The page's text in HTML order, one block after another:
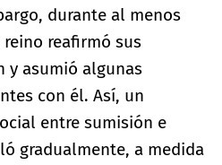
durante al menos
reafirmó sus
y asumió algunas
con él. Así, un
entre sumisión e
gradualmente, a medida